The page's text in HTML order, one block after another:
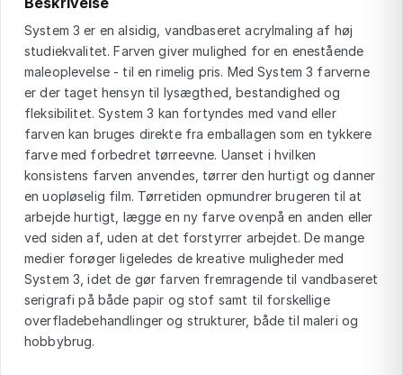
System 3 er en alsidig, vandbaseret acrylmaling af høj
studiekvalitet. Farven giver mulighed for en enestående
maleoplevelse - til en rimelig pris. Med System 3 farverne
er der taget hensyn til lysægthed, bestandighed og
fleksibilitet. System 3 kan fortyndes med vand eller
farven kan bruges direkte fra emballagen som en tykkere
farve med forbedret tørreevne. Uanset i hvilken
konsistens farven anvendes, tørrer den hurtigt og danner
en uopløselig film. Tørretiden opmundrer brugeren til at
arbejde hurtigt, lægge en ny farve ovenpå en anden eller
ved siden af, uden at det forstyrrer arbejdet. De mange
medier forøger ligeledes de kreative muligheder med
System 3, idet de gør farven fremragende til vandbaseret
serigrafi på både papir og stof samt til forskellige
overfladebehandlinger og strukturer, både til maleri og
hobbybrug.